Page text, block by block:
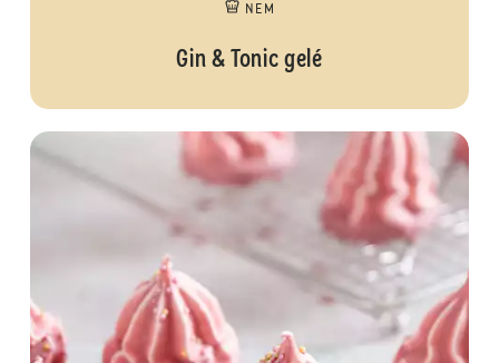
NEM
Gin & Tonic gelé